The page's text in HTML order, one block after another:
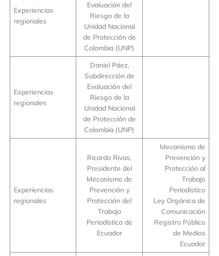
Experiencias
regionales
Evaluación del
Riesgo de la
Unidad Nacional
de Protección de
Colombia (UNP)
Experiencias
regionales
Daniel Páez,
Subdirección de
Evaluación del
Riesgo de la
Unidad Nacional
de Protección de
Colombia (UNP)
Experiencias
regionales
Ricardo Rivas,
Presidente del
Mecanismo de
Prevención y
Protección del
Trabajo
Periodístico de
Ecuador
Mecanismo de
Prevención y
Protección al
Trabajo
Periodístico
Ley Orgánica de
Comunicación
Registro Público
de Medios
Ecuador